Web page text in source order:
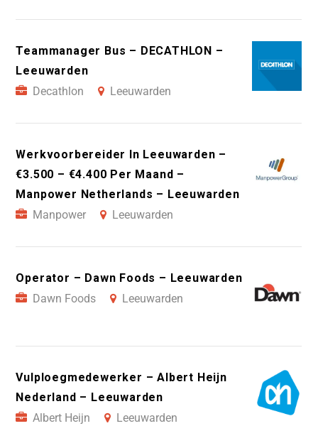
Teammanager Bus – DECATHLON –
Leeuwarden
Decathlon
Leeuwarden
Werkvoorbereider In Leeuwarden –
€3.500 – €4.400 Per Maand –
Manpower Netherlands – Leeuwarden
Manpower
Leeuwarden
Operator – Dawn Foods – Leeuwarden
Dawn Foods
Leeuwarden
Vulploegmedewerker – Albert Heijn
Nederland – Leeuwarden
Albert Heijn
Leeuwarden